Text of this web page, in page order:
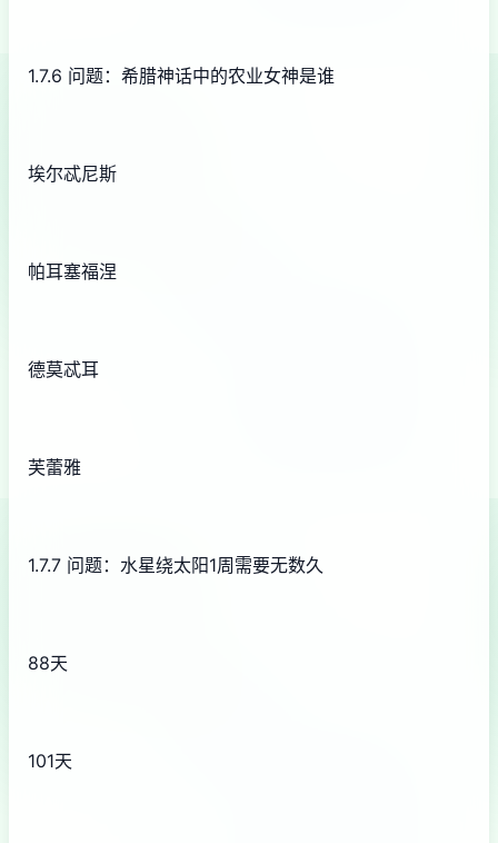
1.7.6 问题：希腊神话中的农业女神是谁
埃尔忒尼斯
帕耳塞福涅
德莫忒耳
芙蕾雅
1.7.7 问题：水星绕太阳1周需要无数久
88天
101天